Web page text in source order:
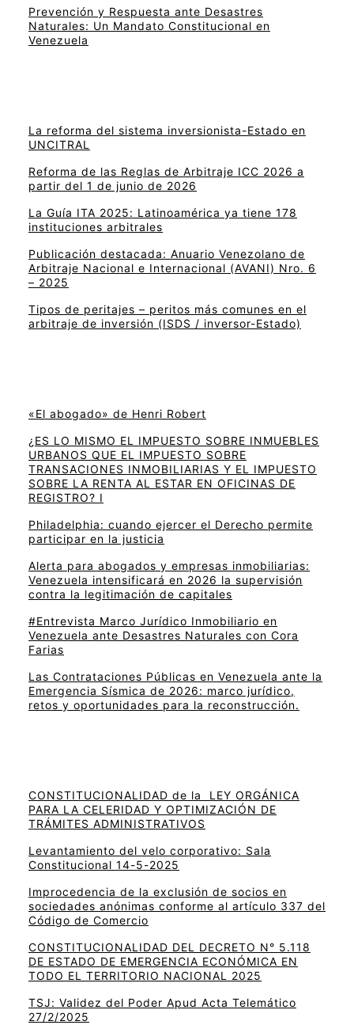
Prevención y Respuesta ante Desastres
Naturales: Un Mandato Constitucional en
Venezuela
La reforma del sistema inversionista-Estado en
UNCITRAL
Reforma de las Reglas de Arbitraje ICC 2026 a
partir del 1 de junio de 2026
La Guía ITA 2025: Latinoamérica ya tiene 178
instituciones arbitrales
Publicación destacada: Anuario Venezolano de
Arbitraje Nacional e Internacional (AVANI) Nro. 6
– 2025
Tipos de peritajes – peritos más comunes en el
arbitraje de inversión (ISDS / inversor-Estado)
«El abogado» de Henri Robert
¿ES LO MISMO EL IMPUESTO SOBRE INMUEBLES
URBANOS QUE EL IMPUESTO SOBRE
TRANSACIONES INMOBILIARIAS Y EL IMPUESTO
SOBRE LA RENTA AL ESTAR EN OFICINAS DE
REGISTRO? I
Philadelphia: cuando ejercer el Derecho permite
participar en la justicia
Alerta para abogados y empresas inmobiliarias:
Venezuela intensificará en 2026 la supervisión
contra la legitimación de capitales
#Entrevista Marco Jurídico Inmobiliario en
Venezuela ante Desastres Naturales con Cora
Farias
Las Contrataciones Públicas en Venezuela ante la
Emergencia Sísmica de 2026: marco jurídico,
retos y oportunidades para la reconstrucción.
CONSTITUCIONALIDAD de la LEY ORGÁNICA
PARA LA CELERIDAD Y OPTIMIZACIÓN DE
TRÁMITES ADMINISTRATIVOS
Levantamiento del velo corporativo: Sala
Constitucional 14-5-2025
Improcedencia de la exclusión de socios en
sociedades anónimas conforme al artículo 337 del
Código de Comercio
CONSTITUCIONALIDAD DEL DECRETO N° 5.118
DE ESTADO DE EMERGENCIA ECONÓMICA EN
TODO EL TERRITORIO NACIONAL 2025
TSJ: Validez del Poder Apud Acta Telemático
27/2/2025